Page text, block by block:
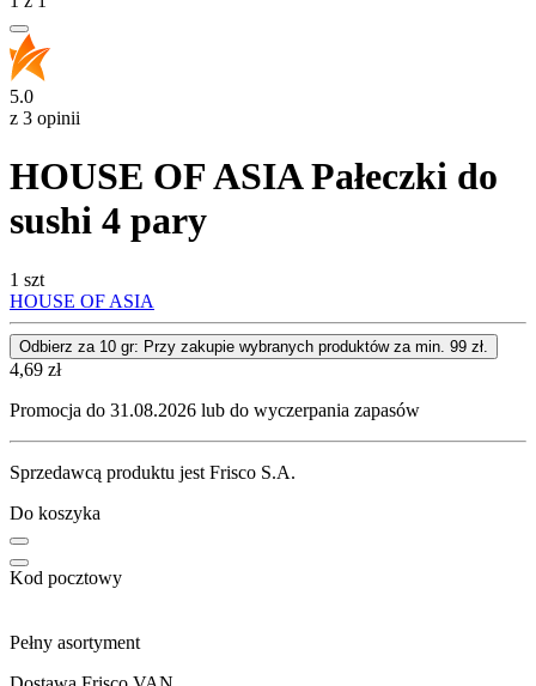
5.0
z 3 opinii
HOUSE OF ASIA Pałeczki do
sushi 4 pary
1 szt
HOUSE OF ASIA
Odbierz za 10 gr: Przy zakupie wybranych produktów za min. 99 zł.
Cena
4,69 zł
Promocja do 31.08.2026 lub do wyczerpania zapasów
Sprzedawcą produktu jest Frisco S.A.
Do koszyka
Kod pocztowy
Pełny asortyment